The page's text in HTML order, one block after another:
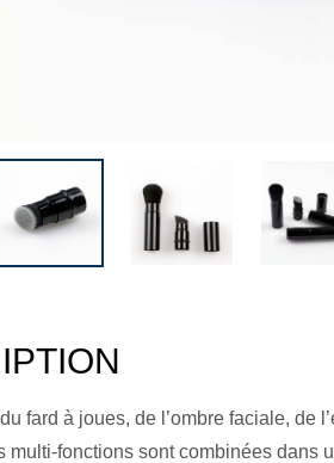
du fard à joues, de l’ombre faciale,
multi-fonctions sont combinées